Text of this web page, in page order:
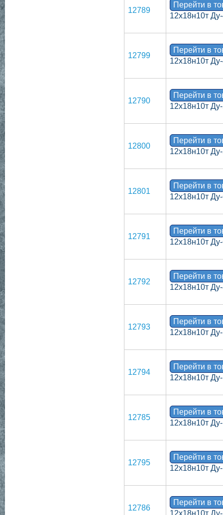
12789
Перейти в
12х18н10т
12799
Перейти в
12х18н10т
12790
Перейти в
12х18н10т
12800
Перейти в
12х18н10т
12801
Перейти в
12х18н10т
12791
Перейти в
12х18н10т
12792
Перейти в
12х18н10т
12793
Перейти в
12х18н10т
12794
Перейти в
12х18н10т
12785
Перейти в
12х18н10т
12795
Перейти в
12х18н10т
12786
Перейти в